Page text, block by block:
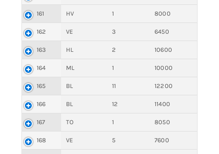
161 HV 1 8000
162 VE 3 6450
163 HL 2 10600
164 ML 1 10000
165 BL 11 12200
166 BL 12 11400
167 TO 1 8050
168 VE 5 7600